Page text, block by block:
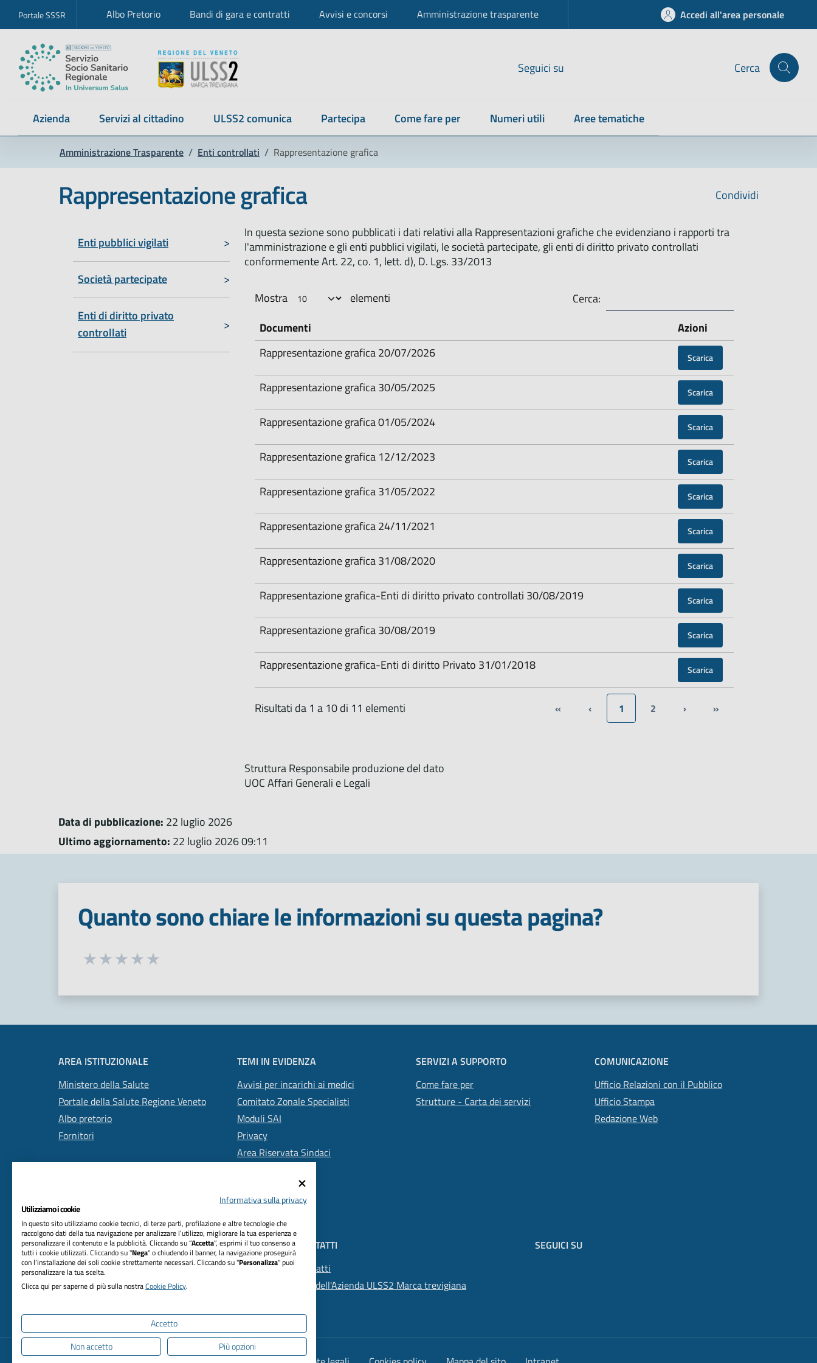
Portale SSSR Albo Pretorio Bandi di gara e contratti Avvisi e concorsi Amministrazione trasparente Accedi all'area personale
Seguici su Cerca
Azienda Servizi al cittadino ULSS2 comunica Partecipa Come fare per Numeri utili Aree tematiche
Amministrazione Trasparente / Enti controllati / Rappresentazione grafica
Condividi
Rappresentazione grafica
Enti pubblici vigilati
Società partecipate
Enti di diritto privato
controllati
In questa sezione sono pubblicati i dati relativi alla Rappresentazioni grafiche che evidenziano i rapporti tra
l'amministrazione e gli enti pubblici vigilati, le società partecipate, gli enti di diritto privato controllati
conformemente Art. 22, co. 1, lett. d), D. Lgs. 33/2013
Mostra elementi
Cerca:
Documenti
Azioni
Rappresentazione grafica 20/07/2026
Scarica
Rappresentazione grafica 30/05/2025 Scarica
Rappresentazione grafica 01/05/2024 Scarica
Rappresentazione grafica 12/12/2023 Scarica
Rappresentazione grafica 31/05/2022 Scarica
Rappresentazione grafica 24/11/2021 Scarica
Rappresentazione grafica 31/08/2020 Scarica
Rappresentazione grafica-Enti di diritto privato controllati 30/08/2019 Scarica
Rappresentazione grafica 30/08/2019 Scarica
Rappresentazione grafica-Enti di diritto Privato 31/01/2018 Scarica
Risultati da 1 a 10 di 11 elementi « ‹ 1 2 › »
Struttura Responsabile produzione del dato
UOC Affari Generali e Legali
Data di pubblicazione: 22 luglio 2026
Ultimo aggiornamento: 22 luglio 2026 09:11
Quanto sono chiare le informazioni su questa pagina?
Seleziona una valutazione da 1 a 5 stelle
AREA ISTITUZIONALE
Ministero della Salute
Portale della Salute Regione Veneto
Albo pretorio
Fornitori
TEMI IN EVIDENZA
Avvisi per incarichi ai medici
Comitato Zonale Specialisti
Moduli SAI
Privacy
Area Riservata Sindaci
SERVIZI A SUPPORTO
Come fare per
Strutture - Carta dei servizi
COMUNICAZIONE
Ufficio Relazioni con il Pubblico
Ufficio Stampa
Redazione Web
RIFERIMENTI
Azienda Unità Locale Socio Sanitaria n. 2
Marca trevigiana
C.F. 03084880263
CONTATTI
Contatti
PEC dell'Azienda ULSS2 Marca trevigiana
SEGUICI SU
Informativa sulla privacy
Utilizziamo i cookie
In questo sito utilizziamo cookie tecnici, di terze parti, profilazione e altre tecnologie che
raccolgono dati della tua navigazione per analizzare l’utilizzo, migliorare la tua esperienza e
personalizzare il contenuto e la pubblicità. Cliccando su “Accetta”, esprimi il tuo consenso a
tutti i cookie utilizzati. Cliccando su "Nega" o chiudendo il banner, la navigazione proseguirà
con l’installazione dei soli cookie strettamente necessari. Cliccando su "Personalizza" puoi
personalizzare la tua scelta.
Clicca qui per saperne di più sulla nostraCookie Policy.
Accetto
Non accetto
Più opzioni